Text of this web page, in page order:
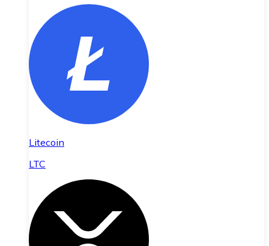
Litecoin
LTC